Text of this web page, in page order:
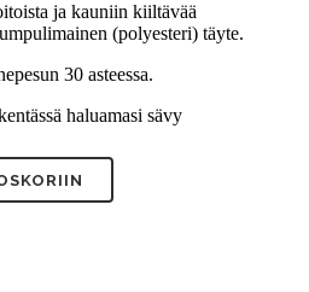
ja kauniin kiiltävää
(polyesteri) täyte.
30 asteessa.
haluamasi sävy